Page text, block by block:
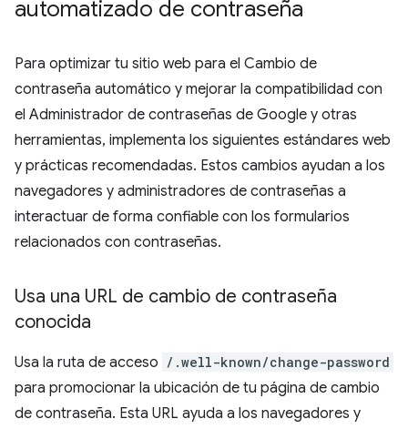
automatizado de contraseña
Para optimizar tu sitio web para el Cambio de
contraseña automático y mejorar la compatibilidad con
el Administrador de contraseñas de Google y otras
herramientas, implementa los siguientes estándares web
y prácticas recomendadas. Estos cambios ayudan a los
navegadores y administradores de contraseñas a
interactuar de forma confiable con los formularios
relacionados con contraseñas.
Usa una URL de cambio de contraseña
conocida
Usa la ruta de acceso /.well-known/change-password
para promocionar la ubicación de tu página de cambio
de contraseña. Esta URL ayuda a los navegadores y